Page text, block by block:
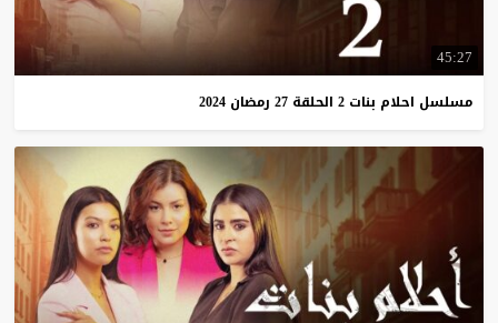
45:27
مسلسل احلام بنات 2 الحلقة 27 رمضان 2024